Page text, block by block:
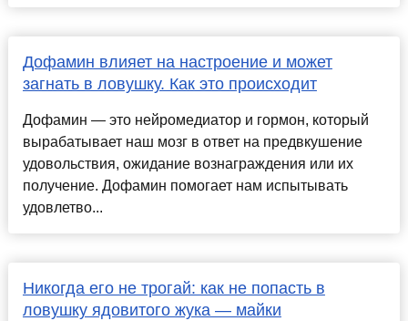
Дофамин влияет на настроение и может
загнать в ловушку. Как это происходит
Дофамин — это нейромедиатор и гормон, который
вырабатывает наш мозг в ответ на предвкушение
удовольствия, ожидание вознаграждения или их
получение. Дофамин помогает нам испытывать
удовлетво...
Никогда его не трогай: как не попасть в
ловушку ядовитого жука — майки